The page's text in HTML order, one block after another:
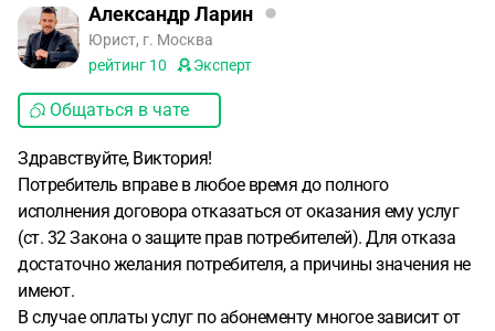
Александр Ларин
Юрист, г. Москва
рейтинг 10 Эксперт
Общаться в чате
Здравствуйте, Виктория!
Потребитель вправе в любое время до полного
исполнения договора отказаться от оказания ему услуг
(ст. 32 Закона о защите прав потребителей). Для отказа
достаточно желания потребителя, а причины значения не
имеют.
В случае оплаты услуг по абонементу многое зависит от